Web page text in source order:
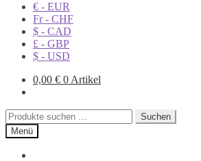
€ - EUR
Fr - CHF
$ - CAD
£ - GBP
$ - USD
0,00 € 0 Artikel
Suchen
nach:
Suchen
Menü